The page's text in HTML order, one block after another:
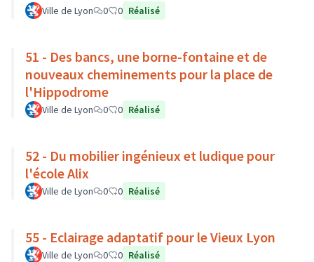
Ville de Lyon 0 0 Réalisé
51 - Des bancs, une borne-fontaine et de
nouveaux cheminements pour la place de
l'Hippodrome
Ville de Lyon 0 0 Réalisé
52 - Du mobilier ingénieux et ludique pour
l'école Alix
Ville de Lyon 0 0 Réalisé
55 - Eclairage adaptatif pour le Vieux Lyon
Ville de Lyon 0 0 Réalisé